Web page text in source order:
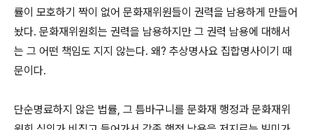
률이 모호하기 짝이 없어 문화재위원들이 권력을 남용하게 만들어
놨다. 문화재위원회는 권력을 남용하지만 그 권력 남용에 대해서
는 그 어떤 책임도 지지 않는다. 왜? 추상명사요 집합명사이기 때
문이다.
단순명료하지 않은 법률, 그 틈바구니를 문화재 행정과 문화재위